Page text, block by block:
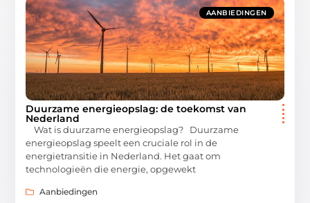
AANBIEDINGEN
Duurzame energieopslag: de toekomst van
Nederland
Wat is duurzame energieopslag? Duurzame
energieopslag speelt een cruciale rol in de
energietransitie in Nederland. Het gaat om
technologieën die energie, opgewekt
Aanbiedingen